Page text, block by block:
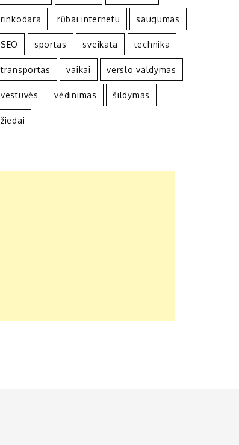
rinkodara rūbai internetu saugumas
SEO sportas sveikata technika
transportas vaikai verslo valdymas
vestuvės vėdinimas šildymas
žiedai